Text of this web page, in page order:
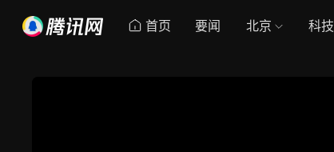
首页 要闻 北京 科技